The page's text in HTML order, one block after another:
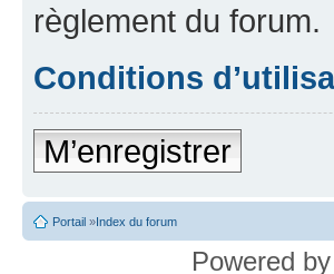
règlement du forum.
Conditions
M’enregistrer
Portail »Index du forum
Powered by